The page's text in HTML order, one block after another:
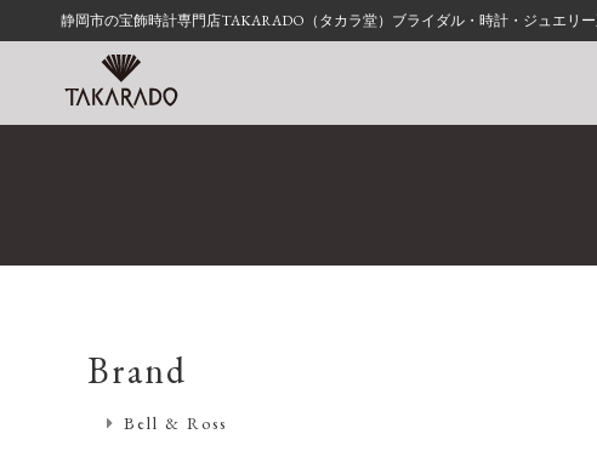
静岡市の宝飾時計専門店TAKARADO（タカラ堂）ブライダル・時計・ジュエリ
Brand
Bell & Ross